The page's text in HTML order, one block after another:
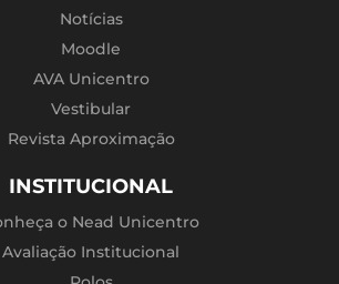
Notícias
Moodle
AVA Unicentro
Vestibular
Revista Aproximação
INSTITUCIONAL
o Nead Unicentro
Avaliação Institucional